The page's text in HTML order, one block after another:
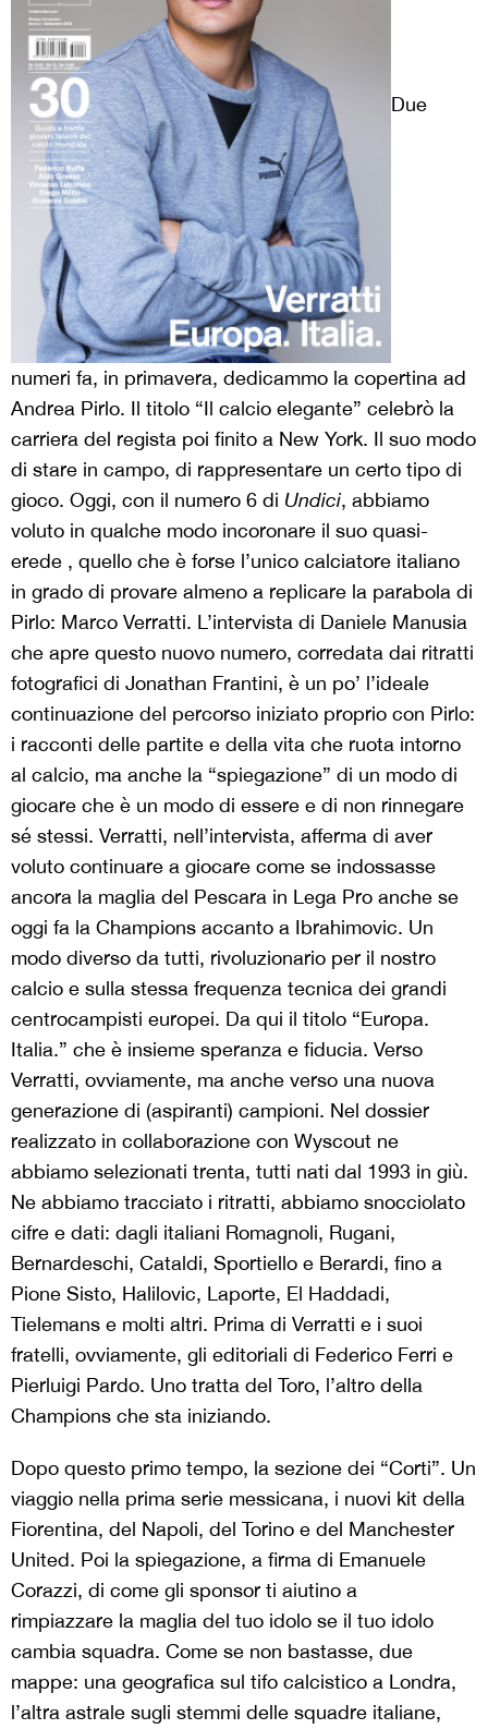
Due
numeri fa, in primavera, dedicammo la copertina ad
Andrea Pirlo. Il titolo “Il calcio elegante” celebrò la
carriera del regista poi finito a New York. Il suo modo
di stare in campo, di rappresentare un certo tipo di
gioco. Oggi, con il numero 6 di Undici, abbiamo
voluto in qualche modo incoronare il suo quasi-
erede , quello che è forse l’unico calciatore italiano
in grado di provare almeno a replicare la parabola di
Pirlo: Marco Verratti. L’intervista di Daniele Manusia
che apre questo nuovo numero, corredata dai ritratti
fotografici di Jonathan Frantini, è un po’ l’ideale
continuazione del percorso iniziato proprio con Pirlo:
i racconti delle partite e della vita che ruota intorno
al calcio, ma anche la “spiegazione” di un modo di
giocare che è un modo di essere e di non rinnegare
sé stessi. Verratti, nell’intervista, afferma di aver
voluto continuare a giocare come se indossasse
ancora la maglia del Pescara in Lega Pro anche se
oggi fa la Champions accanto a Ibrahimovic. Un
modo diverso da tutti, rivoluzionario per il nostro
calcio e sulla stessa frequenza tecnica dei grandi
centrocampisti europei. Da qui il titolo “Europa.
Italia.” che è insieme speranza e fiducia. Verso
Verratti, ovviamente, ma anche verso una nuova
generazione di (aspiranti) campioni. Nel dossier
realizzato in collaborazione con Wyscout ne
abbiamo selezionati trenta, tutti nati dal 1993 in giù.
Ne abbiamo tracciato i ritratti, abbiamo snocciolato
cifre e dati: dagli italiani Romagnoli, Rugani,
Bernardeschi, Cataldi, Sportiello e Berardi, fino a
Pione Sisto, Halilovic, Laporte, El Haddadi,
Tielemans e molti altri. Prima di Verratti e i suoi
fratelli, ovviamente, gli editoriali di Federico Ferri e
Pierluigi Pardo. Uno tratta del Toro, l’altro della
Champions che sta iniziando.
Dopo questo primo tempo, la sezione dei “Corti”. Un
viaggio nella prima serie messicana, i nuovi kit della
Fiorentina, del Napoli, del Torino e del Manchester
United. Poi la spiegazione, a firma di Emanuele
Corazzi, di come gli sponsor ti aiutino a
rimpiazzare la maglia del tuo idolo se il tuo idolo
cambia squadra. Come se non bastasse, due
mappe: una geografica sul tifo calcistico a Londra,
l’altra astrale sugli stemmi delle squadre italiane,